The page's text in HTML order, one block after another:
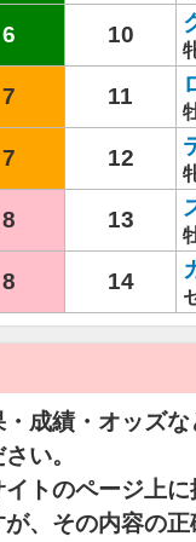
6 10
7 11
7 12
8 13
8 14
・成績・オッズ
い。
イトのページ上
が、その内容の